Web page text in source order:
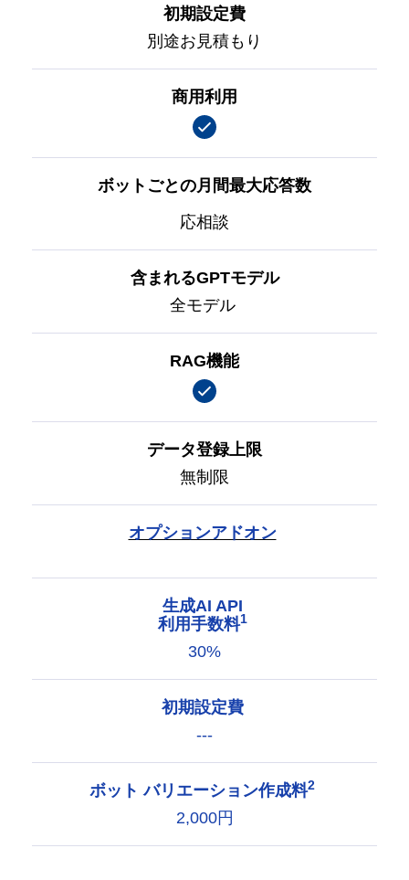
初期設定費
別途お見積もり
商用利用
ボットごとの月間最大応答数
応相談
含まれるGPTモデル
全モデル
RAG機能
データ登録上限
無制限
オプションアドオン
生成AI API
利用手数料1
30%
初期設定費
---
ボット バリエーション作成料2
2,000円